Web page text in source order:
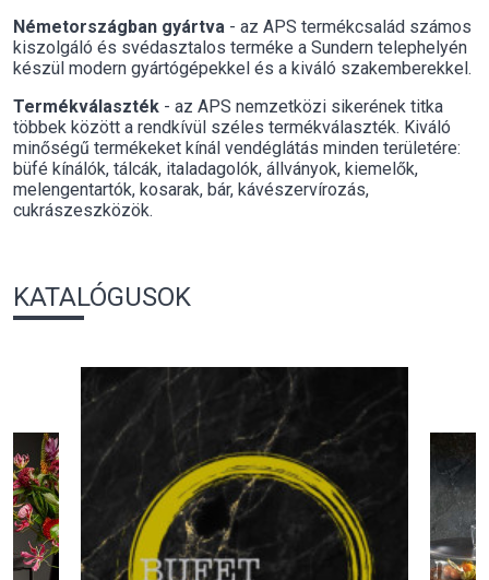
Németországban gyártva - az APS termékcsalád számos
kiszolgáló és svédasztalos terméke a Sundern telephelyén
készül modern gyártógépekkel és a kiváló szakemberekkel.
Termékválaszték - az APS nemzetközi sikerének titka
többek között a rendkívül széles termékválaszték. Kiváló
minőségű termékeket kínál vendéglátás minden területére:
büfé kínálók, tálcák, italadagolók, állványok, kiemelők,
melengentartók, kosarak, bár, kávészervírozás,
cukrászeszközök.
KATALÓGUSOK